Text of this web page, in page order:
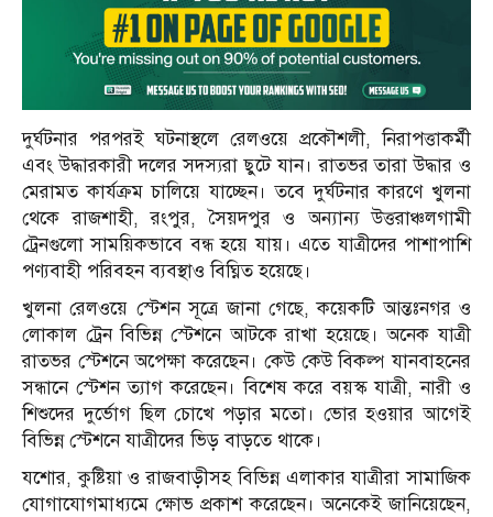
দুর্ঘটনার পরপরই ঘটনাস্থলে রেলওয়ে প্রকৌশলী, নিরাপত্তাকর্মী
এবং উদ্ধারকারী দলের সদস্যরা ছুটে যান। রাতভর তারা উদ্ধার ও
মেরামত কার্যক্রম চালিয়ে যাচ্ছেন। তবে দুর্ঘটনার কারণে খুলনা
থেকে রাজশাহী, রংপুর, সৈয়দপুর ও অন্যান্য উত্তরাঞ্চলগামী
ট্রেনগুলো সাময়িকভাবে বন্ধ হয়ে যায়। এতে যাত্রীদের পাশাপাশি
পণ্যবাহী পরিবহন ব্যবস্থাও বিঘ্নিত হয়েছে।
খুলনা রেলওয়ে স্টেশন সূত্রে জানা গেছে, কয়েকটি আন্তঃনগর ও
লোকাল ট্রেন বিভিন্ন স্টেশনে আটকে রাখা হয়েছে। অনেক যাত্রী
রাতভর স্টেশনে অপেক্ষা করেছেন। কেউ কেউ বিকল্প যানবাহনের
সন্ধানে স্টেশন ত্যাগ করেছেন। বিশেষ করে বয়স্ক যাত্রী, নারী ও
শিশুদের দুর্ভোগ ছিল চোখে পড়ার মতো। ভোর হওয়ার আগেই
বিভিন্ন স্টেশনে যাত্রীদের ভিড় বাড়তে থাকে।
যশোর, কুষ্টিয়া ও রাজবাড়ীসহ বিভিন্ন এলাকার যাত্রীরা সামাজিক
যোগাযোগমাধ্যমে ক্ষোভ প্রকাশ করেছেন। অনেকেই জানিয়েছেন,